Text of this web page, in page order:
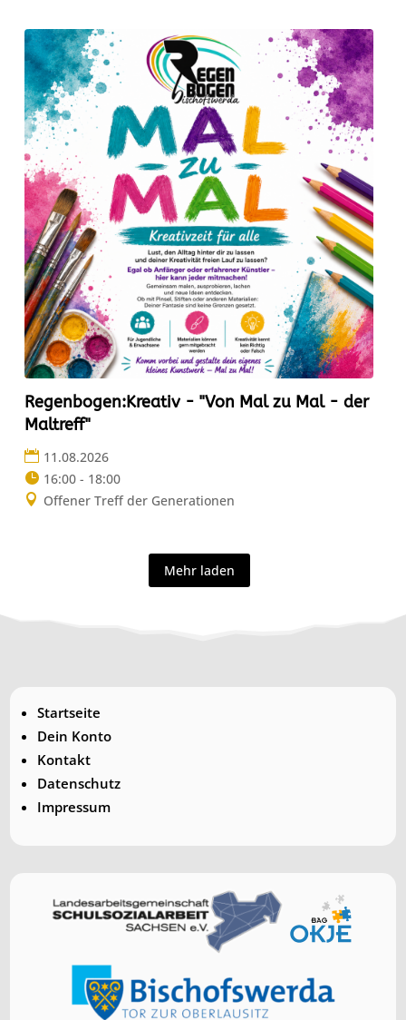
Regenbogen:Kreativ - "Von Mal zu Mal - der
Maltreff"
11.08.2026
16:00 - 18:00
Offener Treff der Generationen
Mehr laden
Startseite
Dein Konto
Kontakt
Datenschutz
Impressum